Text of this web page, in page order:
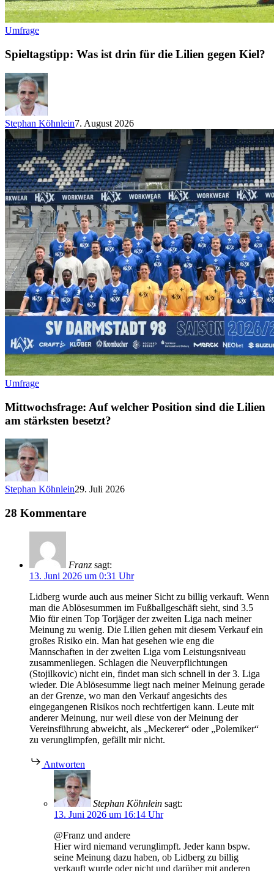
Umfrage
Spieltagstipp: Was ist drin für die Lilien gegen Kiel?
Stephan Köhnlein7. August 2026
Umfrage
Mittwochsfrage: Auf welcher Position sind die Lilien
am stärksten besetzt?
Stephan Köhnlein29. Juli 2026
28 Kommentare
Franz sagt:
13. Juni 2026 um 0:31 Uhr
Lidberg wurde auch aus meiner Sicht zu billig verkauft. Wenn
man die Ablösesummen im Fußballgeschäft sieht, sind 3.5
Mio für einen Top Torjäger der zweiten Liga nach meiner
Meinung zu wenig. Die Lilien gehen mit diesem Verkauf ein
großes Risiko ein. Man hat gesehen wie eng die
Mannschaften in der zweiten Liga vom Leistungsniveau
zusammenliegen. Schlagen die Neuverpflichtungen
(Stojilkovic) nicht ein, findet man sich schnell in der 3. Liga
wieder. Die Ablösesumme liegt nach meiner Meinung gerade
an der Grenze, wo man den Verkauf angesichts des
eingegangenen Risikos noch rechtfertigen kann. Leute mit
anderer Meinung, nur weil diese von der Meinung der
Vereinsführung abweicht, als „Meckerer“ oder „Polemiker“
zu verunglimpfen, gefällt mir nicht.
Antworten
Stephan Köhnlein sagt:
13. Juni 2026 um 16:14 Uhr
@Franz und andere
Hier wird niemand verunglimpft. Jeder kann bspw.
seine Meinung dazu haben, ob Lidberg zu billig
verkauft wurde oder nicht und darüber mit anderen